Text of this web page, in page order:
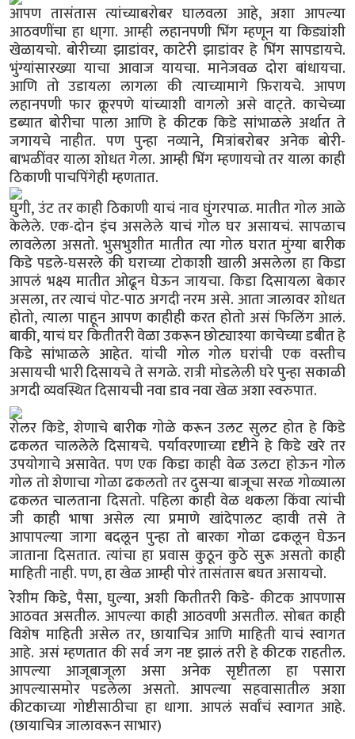
आपण तासंतास त्यांच्याबरोबर घालवला आहे, अशा आपल्या
आठवणींचा हा धा्गा. आम्ही लहानपणी भिंग म्हणून या किड्यांशी
खेळायचो. बोरीच्या झाडांवर, काटेरी झाडांवर हे भिंग सापडायचे.
भुंग्यांसारख्या याचा आवाज यायचा. मानेजवळ दोरा बांधायचा.
आणि तो उडायला लागला की त्याच्यामागे फ़िरायचे. आपण
लहानपणी फार क्रूरपणे यांच्याशी वागलो असे वाट्ते. काचेच्या
डब्यात बोरीचा पाला आणि हे कीटक किडे सांभाळले अर्थात ते
जगायचे नाहीत. पण पुन्हा नव्याने, मित्रांबरोबर अनेक बोरी-
बाभळींवर याला शोधत गेला. आम्ही भिंग म्हणायचो तर याला काही
ठिकाणी पाचपिंगेही म्हणतात.
घुगी, उंट तर काही ठिकाणी याचं नाव घुंगरपाळ. मातीत गोल आळे
केलेले. एक-दोन इंच असलेले याचं गोल घर असायचं. सापळाच
लावलेला असतो. भुसभुशीत मातीत त्या गोल घरात मुंग्या बारीक
किडे पडले-घसरले की घराच्या टोकाशी खाली असलेला हा किडा
आपलं भक्ष्य मातीत ओढून घेऊन जायचा. किडा दिसायला बेकार
असला, तर त्याचं पोट-पाठ अगदी नरम असे. आता जालावर शोधत
होतो, त्याला पाहून आपण काहीही करत होतो असं फिलिंग आलं.
बाकी, याचं घर कितीतरी वेळा उकरून छोट्याश्या काचेच्या डबीत हे
किडे सांभाळले आहेत. यांची गोल गोल घरांची एक वस्तीच
असायची भारी दिसायचे ते सगळे. रात्री मोडलेली घरे पुन्हा सकाळी
अगदी व्यवस्थित दिसायची नवा डाव नवा खेळ अशा स्वरुपात.
रोलर किडे, शेणाचे बारीक गोळे करून उलट सुलट होत हे किडे
ढकलत चाललेले दिसायचे. पर्यावरणाच्या दृष्टीने हे किडे खरे तर
उपयोगाचे असावेत. पण एक किडा काही वेळ उलटा होऊन गोल
गोल तो शेणाचा गोळा ढकलतो तर दुसऱ्या बाजूचा सरळ गोळ्याला
ढकलत चालताना दिसतो. पहिला काही वेळ थकला किंवा त्यांची
जी काही भाषा असेल त्या प्रमाणे खांदेपालट व्हावी तसे ते
आपापल्या जागा बदलून पुन्हा तो बारका गोळा ढकलून घेऊन
जाताना दिसतात. त्यांचा हा प्रवास कुठून कुठे सुरू असतो काही
माहिती नाही. पण, हा खेळ आम्ही पोरं तासंतास बघत असायचो.
रेशीम किडे, पैसा, घुल्या, अशी कितीतरी किडे- कीटक आपणास
आठवत असतील. आपल्या काही आठवणी असतील. सोबत काही
विशेष माहिती असेल तर, छायाचित्र आणि माहिती याचं स्वागत
आहे. असं म्हणतात की सर्व जग नष्ट झालं तरी हे कीटक राहतील.
आपल्या आजूबाजूला असा अनेक सृष्टीतला हा पसारा
आपल्यासमोर पडलेला असतो. आपल्या सहवासातील अशा
कीटकाच्या गोष्टीसाठीचा हा धागा. आपलं सर्वांचं स्वागत आहे.
(छायाचित्र जालावरून साभार)